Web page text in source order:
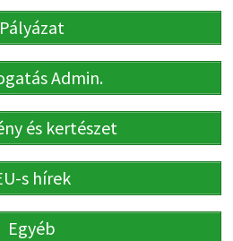
Pályázat
Admin.
és kertészet
s hírek
Egyéb